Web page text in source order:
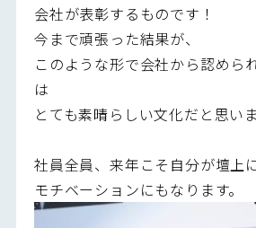
会社が表彰するものです！
今まで頑張った結果が、
このような形で会社から認めら
は
とても素晴らしい文化だと思い
社員全員、来年こそ自分が壇上
モチベーションにもなります。